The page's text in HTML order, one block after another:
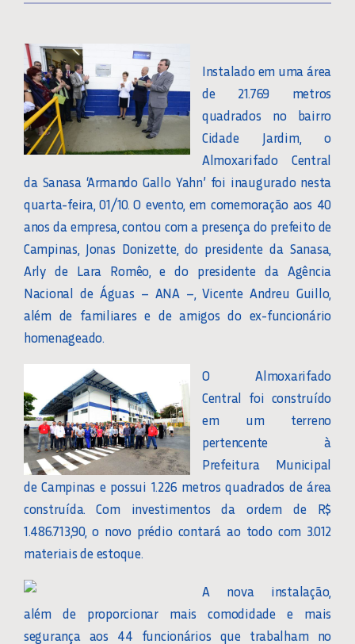
Instalado em uma área
de 21.769 metros
quadrados no bairro
Cidade Jardim, o
Almoxarifado Central
da Sanasa ‘Armando Gallo Yahn’ foi inaugurado nesta
quarta-feira, 01/10. O evento, em comemoração aos 40
anos da empresa, contou com a presença do prefeito de
Campinas, Jonas Donizette, do presidente da Sanasa,
Arly de Lara Romêo, e do presidente da Agência
Nacional de Águas – ANA –, Vicente Andreu Guillo,
além de familiares e de amigos do ex-funcionário
homenageado.
O Almoxarifado
Central foi construído
em um terreno
pertencente à
Prefeitura Municipal
de Campinas e possui 1.226 metros quadrados de área
construída. Com investimentos da ordem de R$
1.486.713,90, o novo prédio contará ao todo com 3.012
materiais de estoque.
A nova instalação,
além de proporcionar mais comodidade e mais
segurança aos 44 funcionários que trabalham no